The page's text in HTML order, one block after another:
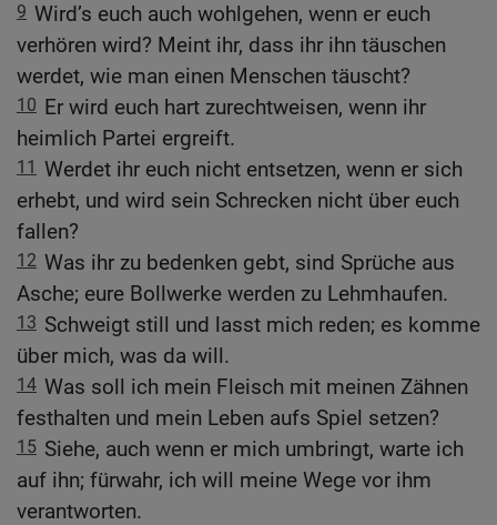
9 Wird’s euch auch wohlgehen, wenn er euch
verhören wird? Meint ihr, dass ihr ihn täuschen
werdet, wie man einen Menschen täuscht?
10 Er wird euch hart zurechtweisen, wenn ihr
heimlich Partei ergreift.
11 Werdet ihr euch nicht entsetzen, wenn er sich
erhebt, und wird sein Schrecken nicht über euch
fallen?
12 Was ihr zu bedenken gebt, sind Sprüche aus
Asche; eure Bollwerke werden zu Lehmhaufen.
13 Schweigt still und lasst mich reden; es komme
über mich, was da will.
14 Was soll ich mein Fleisch mit meinen Zähnen
festhalten und mein Leben aufs Spiel setzen?
15 Siehe, auch wenn er mich umbringt, warte ich
auf ihn; fürwahr, ich will meine Wege vor ihm
verantworten.